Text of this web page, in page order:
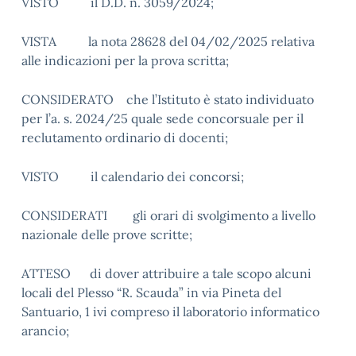
VISTA la nota 28628 del 04/02/2025 relativa
alle indicazioni per la prova scritta;
CONSIDERATO che l’Istituto è stato individuato
per l’a. s. 2024/25 quale sede concorsuale per il
reclutamento ordinario di docenti;
VISTO il calendario dei concorsi;
CONSIDERATI gli orari di svolgimento a livello
nazionale delle prove scritte;
ATTESO di dover attribuire a tale scopo alcuni
locali del Plesso “R. Scauda” in via Pineta del
Santuario, 1 ivi compreso il laboratorio informatico
arancio;